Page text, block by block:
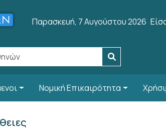
Παρασκευή, 7 Αυγούστου 2026
Νομική Επικαιρότητα